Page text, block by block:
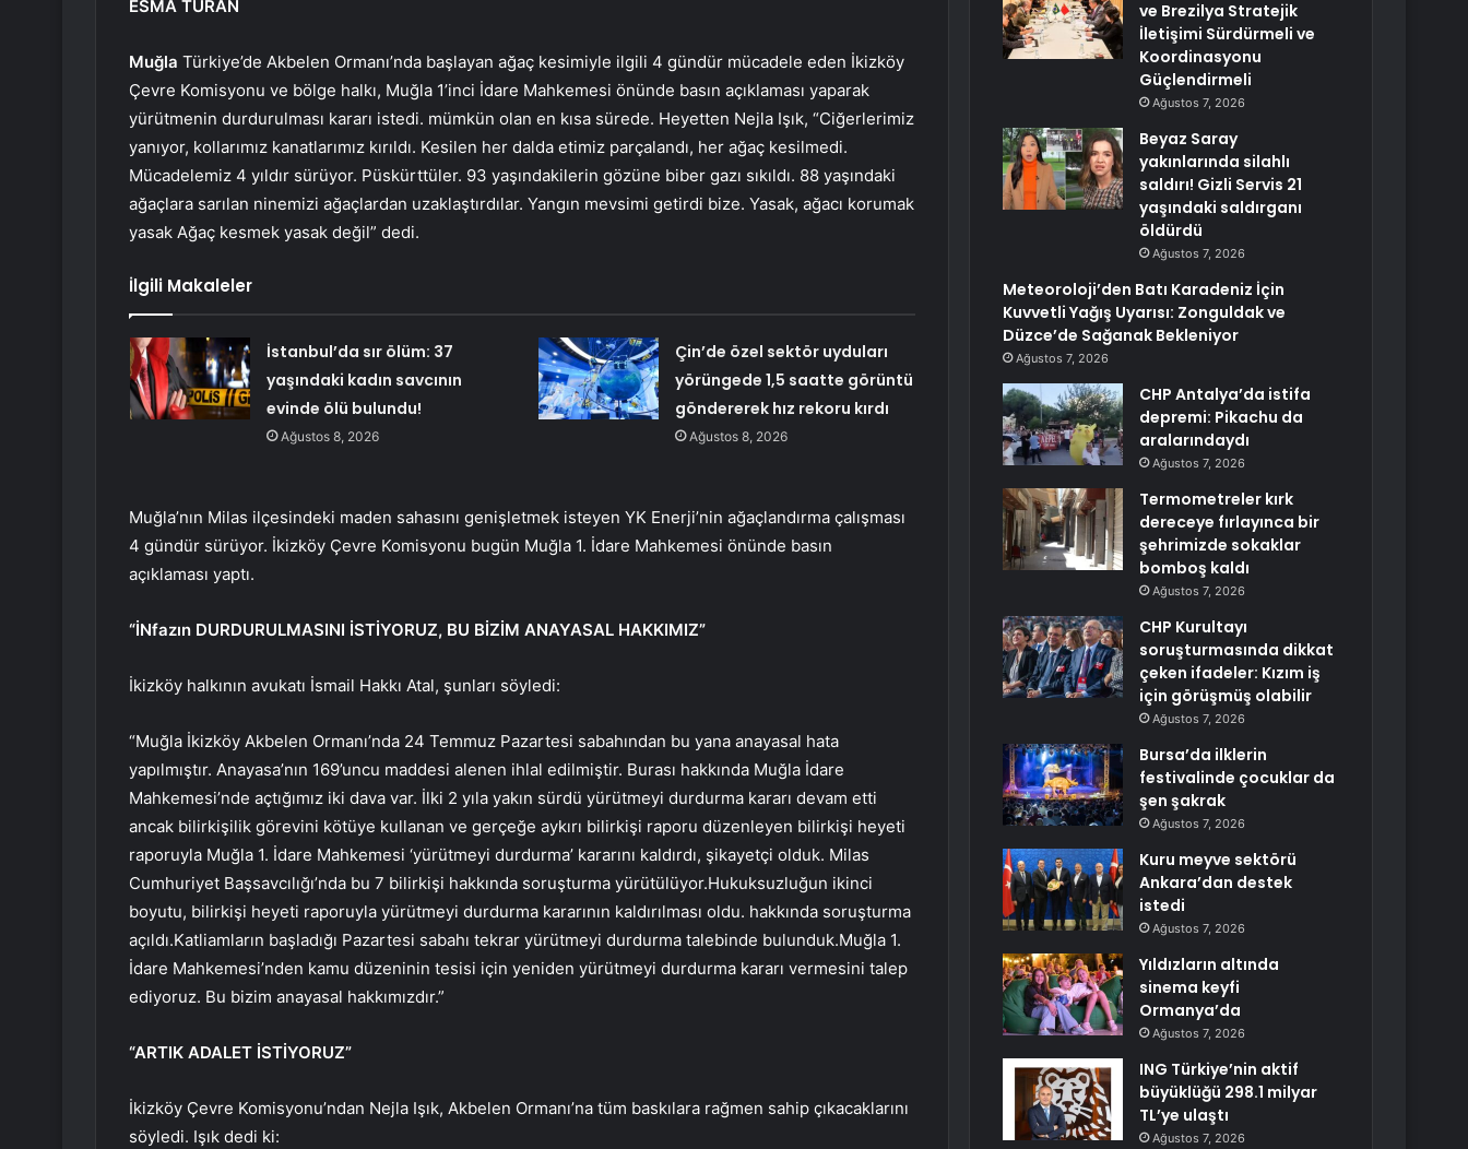
ESMA TURAN
Muğla Türkiye’de Akbelen Ormanı’nda başlayan ağaç kesimiyle ilgili 4 gündür mücadele eden İkizköy
Çevre Komisyonu ve bölge halkı, Muğla 1’inci İdare Mahkemesi önünde basın açıklaması yaparak
yürütmenin durdurulması kararı istedi. mümkün olan en kısa sürede. Heyetten Nejla Işık, “Ciğerlerimiz
yanıyor, kollarımız kanatlarımız kırıldı. Kesilen her dalda etimiz parçalandı, her ağaç kesilmedi.
Mücadelemiz 4 yıldır sürüyor. Püskürttüler. 93 yaşındakilerin gözüne biber gazı sıkıldı. 88 yaşındaki
ağaçlara sarılan ninemizi ağaçlardan uzaklaştırdılar. Yangın mevsimi getirdi bize. Yasak, ağacı korumak
yasak Ağaç kesmek yasak değil” dedi.
İlgili Makaleler
İstanbul’da sır ölüm: 37
yaşındaki kadın savcının
evinde ölü bulundu!
Ağustos 8, 2026
Çin’de özel sektör uyduları
yörüngede 1,5 saatte görüntü
göndererek hız rekoru kırdı
Ağustos 8, 2026
Muğla’nın Milas ilçesindeki maden sahasını genişletmek isteyen YK Enerji’nin ağaçlandırma çalışması
4 gündür sürüyor. İkizköy Çevre Komisyonu bugün Muğla 1. İdare Mahkemesi önünde basın
açıklaması yaptı.
“İNfazın DURDURULMASINI İSTİYORUZ, BU BİZİM ANAYASAL HAKKIMIZ”
İkizköy halkının avukatı İsmail Hakkı Atal, şunları söyledi:
“Muğla İkizköy Akbelen Ormanı’nda 24 Temmuz Pazartesi sabahından bu yana anayasal hata
yapılmıştır. Anayasa’nın 169’uncu maddesi alenen ihlal edilmiştir. Burası hakkında Muğla İdare
Mahkemesi’nde açtığımız iki dava var. İlki 2 yıla yakın sürdü yürütmeyi durdurma kararı devam etti
ancak bilirkişilik görevini kötüye kullanan ve gerçeğe aykırı bilirkişi raporu düzenleyen bilirkişi heyeti
raporuyla Muğla 1. İdare Mahkemesi ‘yürütmeyi durdurma’ kararını kaldırdı, şikayetçi olduk. Milas
Cumhuriyet Başsavcılığı’nda bu 7 bilirkişi hakkında soruşturma yürütülüyor.Hukuksuzluğun ikinci
boyutu, bilirkişi heyeti raporuyla yürütmeyi durdurma kararının kaldırılması oldu. hakkında soruşturma
açıldı.Katliamların başladığı Pazartesi sabahı tekrar yürütmeyi durdurma talebinde bulunduk.Muğla 1.
İdare Mahkemesi’nden kamu düzeninin tesisi için yeniden yürütmeyi durdurma kararı vermesini talep
ediyoruz. Bu bizim anayasal hakkımızdır.”
“ARTIK ADALET İSTİYORUZ”
İkizköy Çevre Komisyonu’ndan Nejla Işık, Akbelen Ormanı’na tüm baskılara rağmen sahip çıkacaklarını
söyledi. Işık dedi ki:
ve Brezilya Stratejik
İletişimi Sürdürmeli ve
Koordinasyonu
Güçlendirmeli
Ağustos 7, 2026
Beyaz Saray
yakınlarında silahlı
saldırı! Gizli Servis 21
yaşındaki saldırganı
öldürdü
Ağustos 7, 2026
Meteoroloji’den Batı Karadeniz İçin
Kuvvetli Yağış Uyarısı: Zonguldak ve
Düzce’de Sağanak Bekleniyor
Ağustos 7, 2026
CHP Antalya’da istifa
depremi: Pikachu da
aralarındaydı
Ağustos 7, 2026
Termometreler kırk
dereceye fırlayınca bir
şehrimizde sokaklar
bomboş kaldı
Ağustos 7, 2026
CHP Kurultayı
soruşturmasında dikkat
çeken ifadeler: Kızım iş
için görüşmüş olabilir
Ağustos 7, 2026
Bursa’da ilklerin
festivalinde çocuklar da
şen şakrak
Ağustos 7, 2026
Kuru meyve sektörü
Ankara’dan destek
istedi
Ağustos 7, 2026
Yıldızların altında
sinema keyfi
Ormanya’da
Ağustos 7, 2026
ING Türkiye’nin aktif
büyüklüğü 298.1 milyar
TL’ye ulaştı
Ağustos 7, 2026